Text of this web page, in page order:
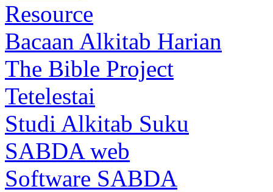
Resource
Bacaan Alkitab Harian
The Bible Project
Tetelestai
Studi Alkitab Suku
SABDA web
Software SABDA